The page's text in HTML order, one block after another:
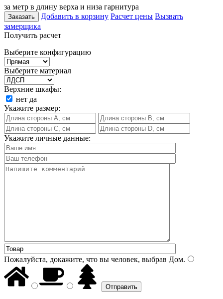
за метр в длину верха и низа гарнитура
Заказать Добавить в корзину Расчет цены Вызвать
замерщика
Получить расчет
Выберите конфигурацию
Выберите материал
Верхние шкафы:
нет да
Укажите размер:
Укажите личные данные:
Пожалуйста, докажите, что вы человек, выбрав Дом.